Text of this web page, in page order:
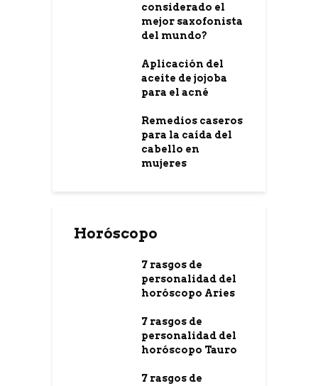
considerado el
mejor saxofonista
del mundo?
Aplicación del
aceite de jojoba
para el acné
Remedios caseros
para la caída del
cabello en
mujeres
Horóscopo
7 rasgos de
personalidad del
horóscopo Aries
7 rasgos de
personalidad del
horóscopo Tauro
7 rasgos de